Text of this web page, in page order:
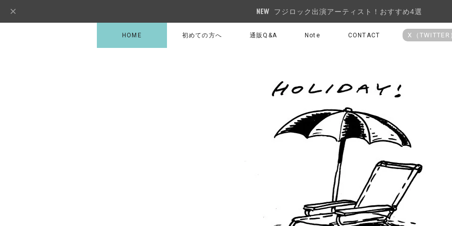
フジロック出演アーティスト！おすすめ4選
HOME 初めての方へ 通販Q&A Note CONTACT X（TWITTER